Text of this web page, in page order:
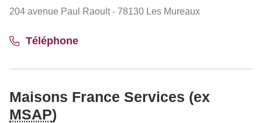
204 avenue Paul Raoult - 78130 Les Mureaux
Téléphone
Maisons France Services (ex
MSAP)